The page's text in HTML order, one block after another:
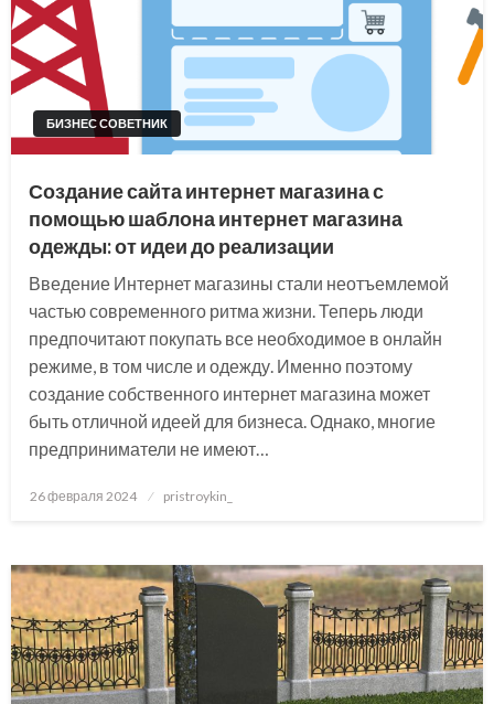
БИЗНЕС СОВЕТНИК
Создание сайта интернет магазина с
помощью шаблона интернет магазина
одежды: от идеи до реализации
Введение Интернет магазины стали неотъемлемой
частью современного ритма жизни. Теперь люди
предпочитают покупать все необходимое в онлайн
режиме, в том числе и одежду. Именно поэтому
создание собственного интернет магазина может
быть отличной идеей для бизнеса. Однако, многие
предприниматели не имеют…
Posted
26 февраля 2024 pristroykin_